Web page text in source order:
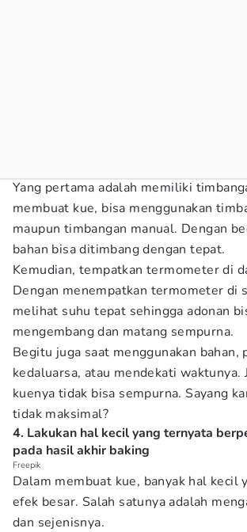
Yang pertama adalah memiliki
membuat kue, bisa menggunakan
maupun timbangan manual. Dengan
bahan bisa ditimbang dengan tepat.
Kemudian, tempatkan termometer di
Dengan menempatkan termometer di
melihat suhu tepat sehingga adonan
mengembang dan matang sempurna.
Begitu juga saat menggunakan bahan,
kedaluarsa, atau mendekati waktunya.
kuenya tidak bisa sempurna. Sayang
tidak maksimal?
4. Lakukan hal kecil yang ternyata
pada hasil akhir baking
Freepik
Dalam membuat kue, banyak hal kecil
efek besar. Salah satunya adalah
dan sejenisnya.